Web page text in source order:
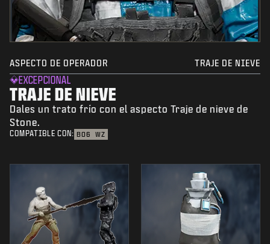
ASPECTO DE OPERADOR TRAJE DE NIEVE
EXCEPCIONAL
TRAJE DE NIEVE
Dales un trato frío con el aspecto Traje de nieve de
Stone.
COMPATIBLE CON: BO6 WZ